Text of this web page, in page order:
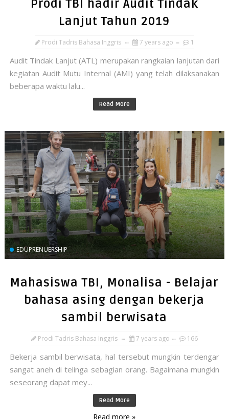
Prodi TBI hadir Audit Tindak
Lanjut Tahun 2019
Prodi Tadris Bahasa Inggris 7 years ago 1
Audit Tindak Lanjut (ATL) merupakan rangkaian lanjutan dari
kegiatan Audit Mutu Internal (AMI) yang telah dilaksanakan
beberapa waktu lalu...
Read More
EDUPRENUERSHIP
Mahasiswa TBI, Monalisa - Belajar
bahasa asing dengan bekerja
sambil berwisata
Prodi Tadris Bahasa Inggris 7 years ago 166
Bekerja sambil berwisata, hal tersebut mungkin terdengar
sangat aneh di telinga sebagian orang. Bagaimana mungkin
seseorang dapat mey...
Read More
Read more »